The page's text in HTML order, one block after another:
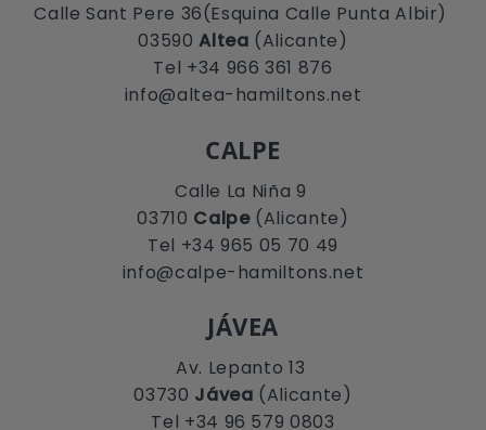
Calle Sant Pere 36(Esquina Calle Punta Albir)
03590Altea (Alicante)
Tel +34 966 361 876
info@altea-hamiltons.net
CALPE
Calle La Niña 9
03710 Calpe(Alicante)
Tel +34 965 05 70 49
info@calpe-hamiltons.net
JÁVEA
Av. Lepanto 13
03730 Jávea (Alicante)
Tel +34 96 579 0803